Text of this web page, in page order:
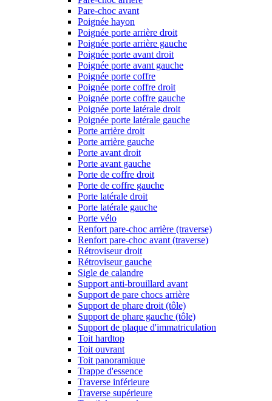
Pare-choc avant
Poignée hayon
Poignée porte arrière droit
Poignée porte arrière gauche
Poignée porte avant droit
Poignée porte avant gauche
Poignée porte coffre
Poignée porte coffre droit
Poignée porte coffre gauche
Poignée porte latérale droit
Poignée porte latérale gauche
Porte arrière droit
Porte arrière gauche
Porte avant droit
Porte avant gauche
Porte de coffre droit
Porte de coffre gauche
Porte latérale droit
Porte latérale gauche
Porte vélo
Renfort pare-choc arrière (traverse)
Renfort pare-choc avant (traverse)
Rétroviseur droit
Rétroviseur gauche
Sigle de calandre
Support anti-brouillard avant
Support de pare chocs arrière
Support de phare droit (tôle)
Support de phare gauche (tôle)
Support de plaque d'immatriculation
Toit hardtop
Toit ouvrant
Toit panoramique
Trappe d'essence
Traverse inférieure
Traverse supérieure